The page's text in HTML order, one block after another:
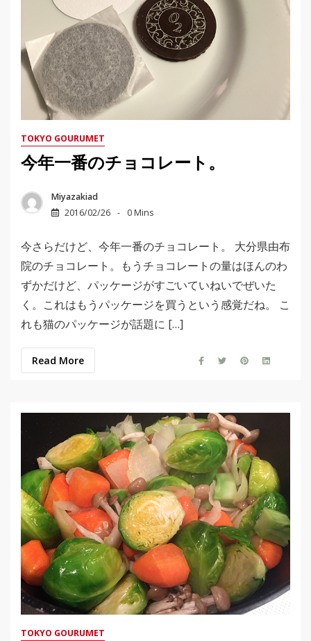
TOKYO GOURUMET
今年一番のチョコレート。
Miyazakiad
2016/02/26
0 Mins
今さらだけど、今年一番のチョコレート。 大分県由布
院のチョコレート。もうチョコレートの量はほんのわ
ずかだけど、パッケージがすごいていねいでぜいた
く。これはもうパッケージを買うという感覚だね。 こ
れも猫のパッケージが話題に […]
Read More
TOKYO GOURUMET